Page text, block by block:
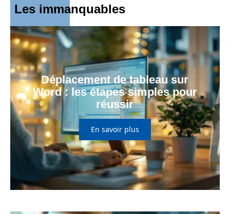
Les immanquables
Déplacement de tableau sur
Word : les étapes simples pour
réussir
En savoir plus